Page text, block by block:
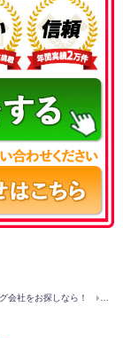
会社をお探しなら！